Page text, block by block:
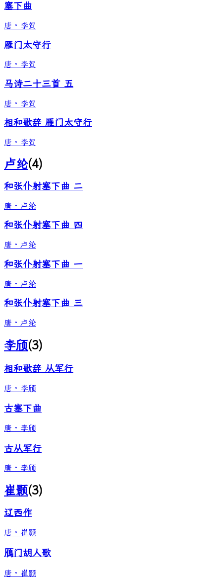
塞下曲
唐 · 李贺
雁门太守行
唐 · 李贺
马诗二十三首 五
唐 · 李贺
相和歌辞 雁门太守行
唐 · 李贺
卢纶(4)
和张仆射塞下曲 二
唐 · 卢纶
和张仆射塞下曲 四
唐 · 卢纶
和张仆射塞下曲 一
唐 · 卢纶
和张仆射塞下曲 三
唐 · 卢纶
李颀(3)
相和歌辞 从军行
唐 · 李颀
古塞下曲
唐 · 李颀
古从军行
唐 · 李颀
崔颢(3)
辽西作
唐 · 崔颢
鴈门胡人歌
唐 · 崔颢